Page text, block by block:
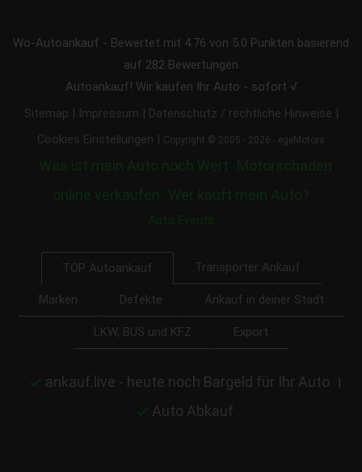
Wo-Autoankauf - Bewertet mit 4.76 von 5.0 Punkten basierend
auf 282 Bewertungen
Autoankauf! Wir kaufen Ihr Auto - sofort √
Sitemap Impressum Datenschutz / rechtliche Hinweise
Cookies Einstellungen Copyright © 2005 - 2026 - egeMotors
Was ist mein Auto noch Wert Motorschaden
online verkaufen
Wer kauft mein Auto?
Auto Events
TOP Autoankauf Transporter Ankauf
Marken Defekte Ankauf in deiner Stadt
LKW, BUS und KFZ Export
ankauf.live - heute noch Bargeld für Ihr Auto
Auto Abkauf